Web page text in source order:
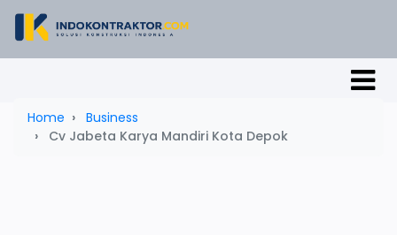
Home
Business
Cv Jabeta Karya Mandiri Kota Depok